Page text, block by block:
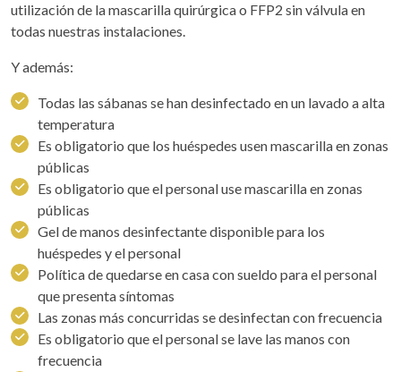
utilización de la mascarilla quirúrgica o FFP2 sin válvula en
todas nuestras instalaciones.
Y además:
Todas las sábanas se han desinfectado en un lavado a alta
temperatura
Es obligatorio que los huéspedes usen mascarilla en zonas
públicas
Es obligatorio que el personal use mascarilla en zonas
públicas
Gel de manos desinfectante disponible para los
huéspedes y el personal
Política de quedarse en casa con sueldo para el personal
que presenta síntomas
Las zonas más concurridas se desinfectan con frecuencia
Es obligatorio que el personal se lave las manos con
frecuencia